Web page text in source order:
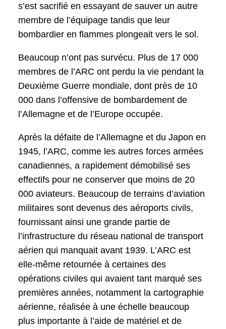
s’est sacrifié en essayant de sauver un autre
membre de l’équipage tandis que leur
bombardier en flammes plongeait vers le sol.
Beaucoup n’ont pas survécu. Plus de 17 000
membres de l’ARC ont perdu la vie pendant la
Deuxième Guerre mondiale, dont près de 10
000 dans l’offensive de bombardement de
l’Allemagne et de l’Europe occupée.
Après la défaite de l’Allemagne et du Japon en
1945, l’ARC, comme les autres forces armées
canadiennes, a rapidement démobilisé ses
effectifs pour ne conserver que moins de 20
000 aviateurs. Beaucoup de terrains d’aviation
militaires sont devenus des aéroports civils,
fournissant ainsi une grande partie de
l’infrastructure du réseau national de transport
aérien qui manquait avant 1939. L’ARC est
elle-même retournée à certaines des
opérations civiles qui avaient tant marqué ses
premières années, notamment la cartographie
aérienne, réalisée à une échelle beaucoup
plus importante à l’aide de matériel et de